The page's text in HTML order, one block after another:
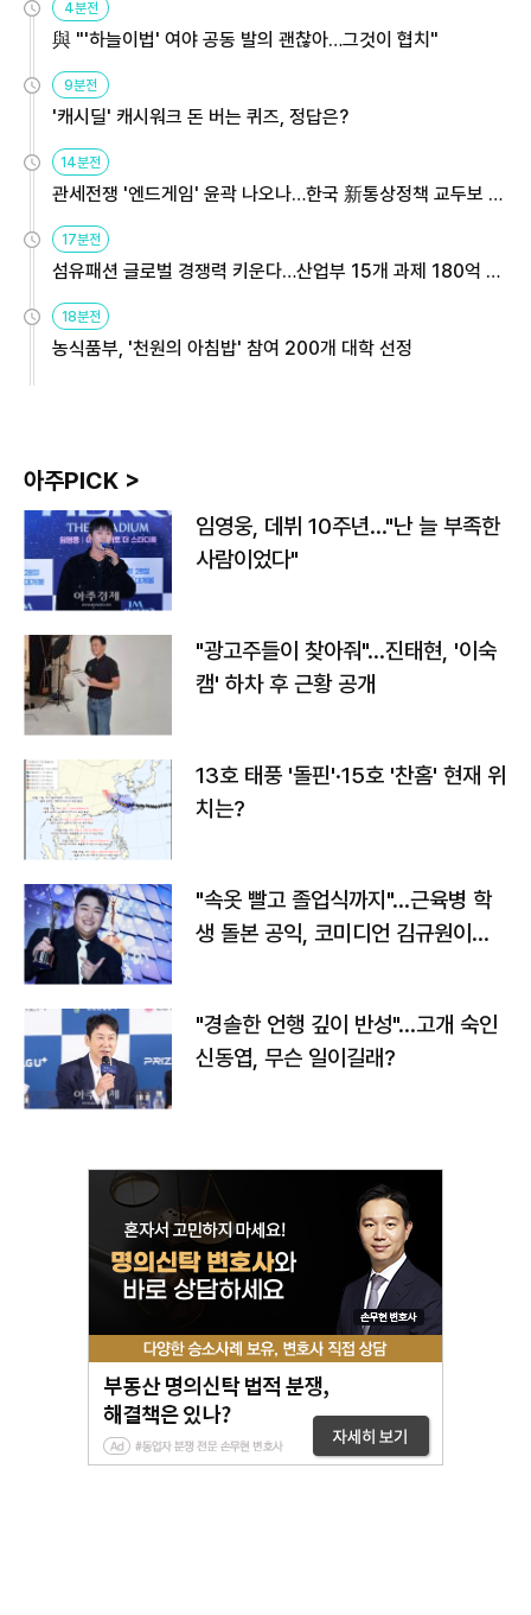
4분전
與 "'하늘이법' 여야 공동 발의 괜찮아…그것이 협치"
9분전
'캐시딜' 캐시워크 돈 버는 퀴즈, 정답은?
14분전
관세전쟁 '엔드게임' 윤곽 나오나…한국 新통상정책 교두보 활
17분전
섬유패션 글로벌 경쟁력 키운다…산업부 15개 과제 180억 지
18분전
농식품부, '천원의 아침밥' 참여 200개 대학 선정
아주PICK >
임영웅, 데뷔 10주년…"난 늘 부족한
사람이었다"
"광고주들이 찾아줘"…진태현, '이숙
캠' 하차 후 근황 공개
13호 태풍 '돌핀'·15호 '찬홈' 현재 위
치는?
"속옷 빨고 졸업식까지"…근육병 학
생 돌본 공익, 코미디언 김규원이었
"경솔한 언행 깊이 반성"…고개 숙인
신동엽, 무슨 일이길래?